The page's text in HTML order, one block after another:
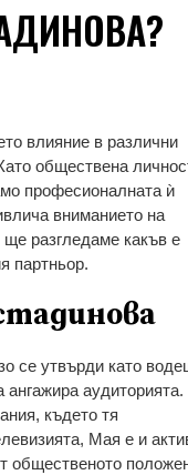
влияние в различни
обществена
професионалната ѝ
вниманието на
разгледаме какъв е
партньор.
се утвърди като
аудиторията.
където тя
Мая е и
общественото